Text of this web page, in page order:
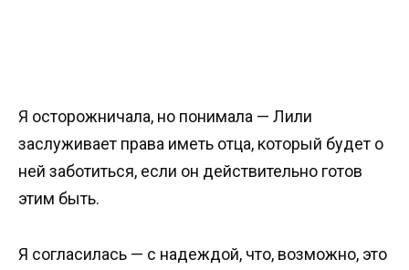
Я осторожничала, но понимала — Лили
заслуживает права иметь отца, который будет о
ней заботиться, если он действительно готов
этим быть.
Я согласилась — с надеждой, что, возможно, это